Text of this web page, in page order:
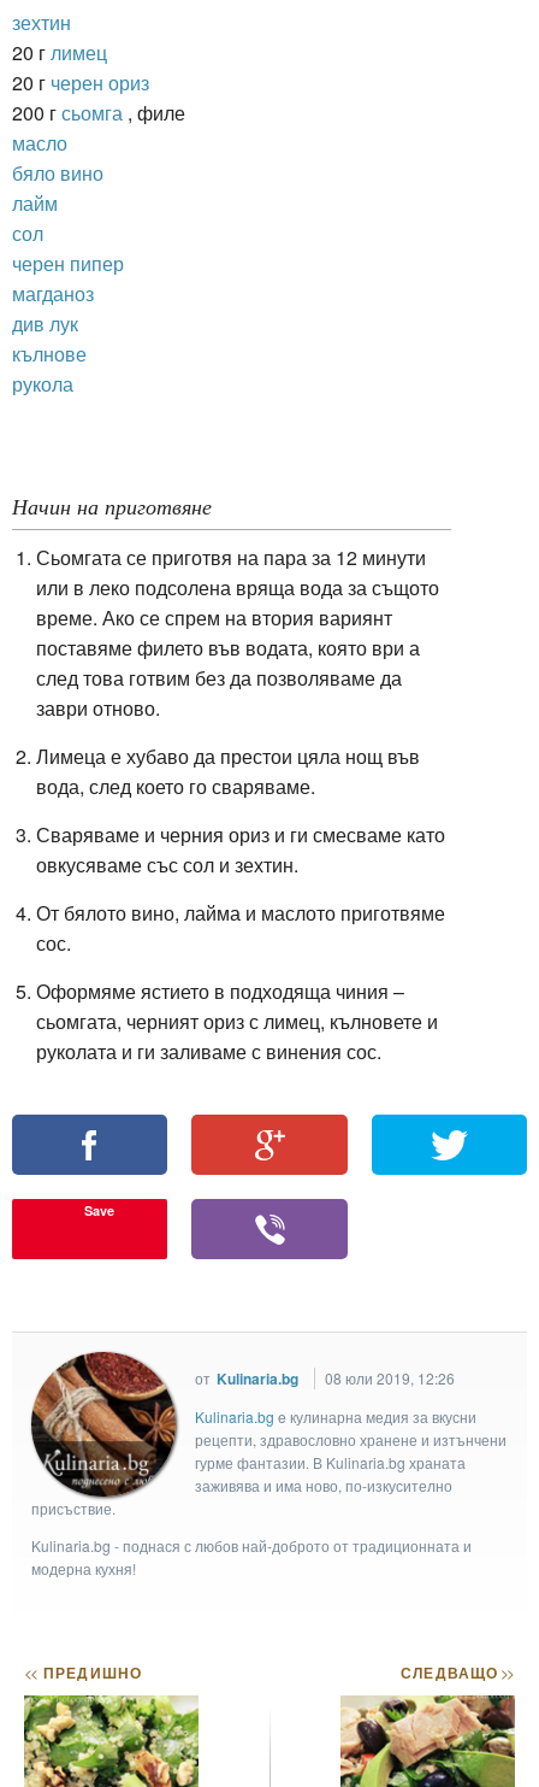
зехтин
20 г лимец
20 г черен ориз
200 гсьомга , филе
масло
бяло вино
лайм
сол
черен пипер
магданоз
див лук
кълнове
рукола
Начин на приготвяне
Сьомгата се приготвя на пара за 12 минути
или в леко подсолена вряща вода за същото
време. Ако се спрем на втория вариянт
поставяме филето във водата, която ври а
след това готвим без да позволяваме да
заври отново.
Лимеца е хубаво да престои цяла нощ във
вода, след което го сваряваме.
Сваряваме и черния ориз и ги смесваме като
овкусяваме със сол и зехтин.
От бялото вино, лайма и маслото приготвяме
сос.
Оформяме ястието в подходяща чиния –
сьомгата, черният ориз с лимец, кълновете и
руколата и ги заливаме с винения сос.
Save
от Kulinaria.bg
08 юли 2019, 12:26
Kulinaria.bg e кулинарна медия за вкусни
рецепти, здравословно хранене и изтънчени
гурме фантазии. В Kulinaria.bg храната
заживява и има ново, по-изкусително
присъствие.
Kulinaria.bg - поднася с любов най-доброто от традиционната и
модерна кухня!
<< ПРЕДИШНО СЛЕДВАЩО>>